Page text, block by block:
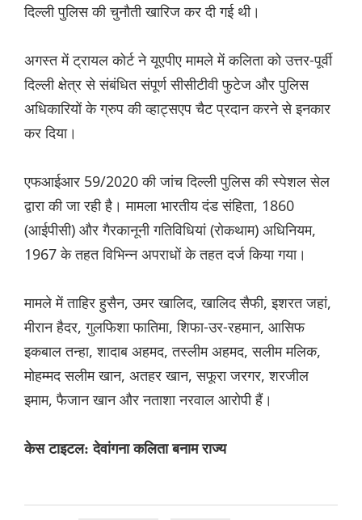
दिल्ली पुलिस की चुनौती खारिज कर दी गई थी।
अगस्त में ट्रायल कोर्ट ने यूएपीए मामले में कलिता को उत्तर-पूर्वी
दिल्ली क्षेत्र से संबंधित संपूर्ण सीसीटीवी फुटेज और पुलिस
अधिकारियों के ग्रुप की व्हाट्सएप चैट प्रदान करने से इनकार
कर दिया।
एफआईआर 59/2020 की जांच दिल्ली पुलिस की स्पेशल सेल
द्वारा की जा रही है। मामला भारतीय दंड संहिता, 1860
(आईपीसी) और गैरकानूनी गतिविधियां (रोकथाम) अधिनियम,
1967 के तहत विभिन्न अपराधों के तहत दर्ज किया गया।
मामले में ताहिर हुसैन, उमर खालिद, खालिद सैफी, इशरत जहां,
मीरान हैदर, गुलफिशा फातिमा, शिफा-उर-रहमान, आसिफ
इकबाल तन्हा, शादाब अहमद, तस्लीम अहमद, सलीम मलिक,
मोहम्मद सलीम खान, अतहर खान, सफूरा जरगर, शरजील
इमाम, फैजान खान और नताशा नरवाल आरोपी हैं।
केस टाइटल: देवांगना कलिता बनाम राज्य